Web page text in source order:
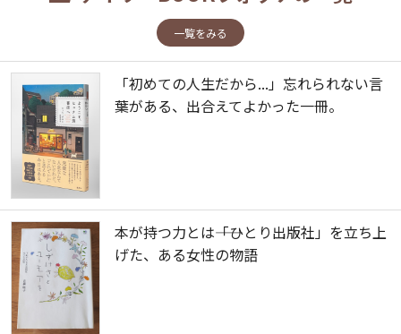
一覧をみる
「初めての人生だから...」忘れられない言
葉がある、出合えてよかった一冊。
本が持つ力とは――「ひとり出版社」を立ち上
げた、ある女性の物語